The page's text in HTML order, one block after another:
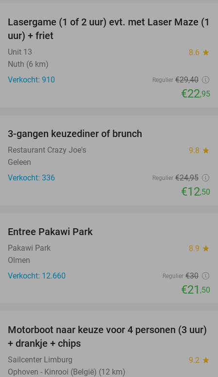
22%
Lasergame (1 of 2 uur) evt. met Laser Maze (1
uur) + friet
Unit 13 8.6 star
Nuth (6 km)
Verkocht: 910
Regulier €29,40
€22,95
3-gangen keuzediner of brunch
Restaurant Crazy Joe's 9.8 star
Geleen
Verkocht: 336
Regulier €24,95
€12,50
Entree Pakawi Park
Pakawi Park 8.9 star
Olmen
Verkocht: 12.660
Regulier €30
€21 ,50
31%
Motorboot naar keuze voor 4 personen (3 uur)
+ drankje + chips
Sailcenter Limburg 9.2 star
Ophoven - Kinrooi (België) (12 km)